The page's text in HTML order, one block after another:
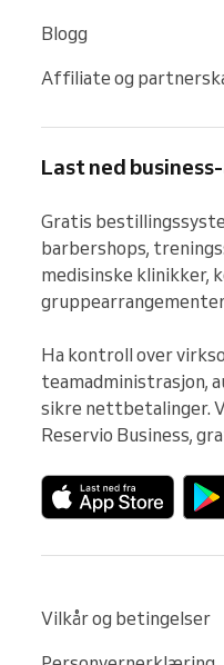
Blogg
Affiliate og
Last ned
Gratis
barbershops,
medisinske klinikker,
Ha kontroll over
teamadministrasjon,
sikre nettbetalinger.
Reservio Business,
Vilkår og betingelser